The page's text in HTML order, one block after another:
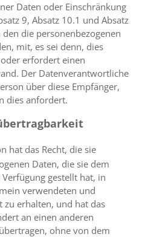
Daten oder Einschränkung
9, Absatz 10.1 und Absatz
die personenbezogenen
mit, es sei denn, dies
erfordert einen
Der Datenverantwortliche
über diese Empfänger,
dies anfordert.
hat das Recht, die sie
Daten, die sie dem
gestellt hat, in
verwendeten und
zu erhalten, und hat das
an einen anderen
ohne von dem